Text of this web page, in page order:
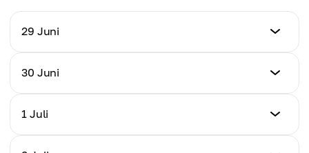
29 Juni
Harga (USD)
Perubahan Harian %
30 Juni
Harga (USD)
1 Juli